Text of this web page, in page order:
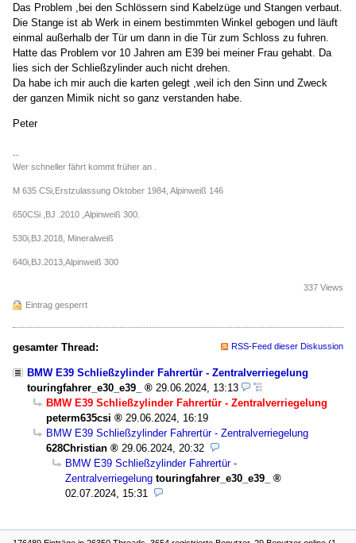
Das Problem ,bei den Schlössern sind Kabelzüge und Stangen verbaut.
Die Stange ist ab Werk in einem bestimmten Winkel gebogen und läuft
einmal außerhalb der Tür um dann in die Tür zum Schloss zu fuhren.
Hatte das Problem vor 10 Jahren am E39 bei meiner Frau gehabt. Da
lies sich der Schließzylinder auch nicht drehen.
Da habe ich mir auch die karten gelegt ,weil ich den Sinn und Zweck
der ganzen Mimik nicht so ganz verstanden habe.
Peter
--
Wer schneller fährt kommt früher an .
M 635 CSi,Erstzulassung Oktober 1984, Alpinweiß 146
650CSi ,BJ .2010 ,Alpinweiß 300.
530i,BJ.2018, Mineralweiß
640i,BJ.2013,Alpinweiß 300
Eintrag gesperrt
337 Views
gesamter Thread: RSS-Feed dieser Diskussion
BMW E39 Schließzylinder Fahrertür - Zentralverriegelung
touringfahrer_e30_e39_
29.06.2024, 13:13
BMW E39 Schließzylinder Fahrertür - Zentralverriegelung
peterm635csi
29.06.2024, 16:19
BMW E39 Schließzylinder Fahrertür - Zentralverriegelung
628Christian
29.06.2024, 20:32
BMW E39 Schließzylinder Fahrertür -
Zentralverriegelung touringfahrer_e30_e39_
02.07.2024, 15:31